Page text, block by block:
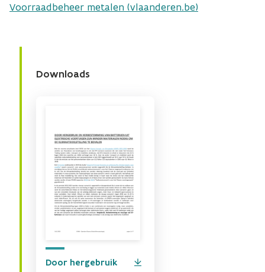
Voorraadbeheer metalen (vlaanderen.be)
Downloads
Door hergebruik